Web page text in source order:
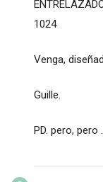
1024
Venga,
Guille.
PD. pero, pero